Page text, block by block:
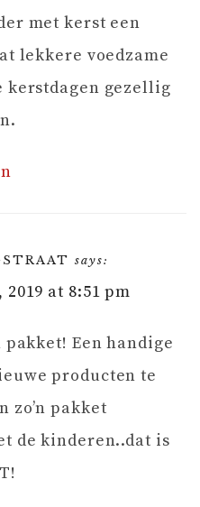
met kerst een
lekkere voedzame
kerstdagen gezellig
says:
at 8:51 pm
pakket! Een handige
producten te
zo’n pakket
de kinderen..dat is